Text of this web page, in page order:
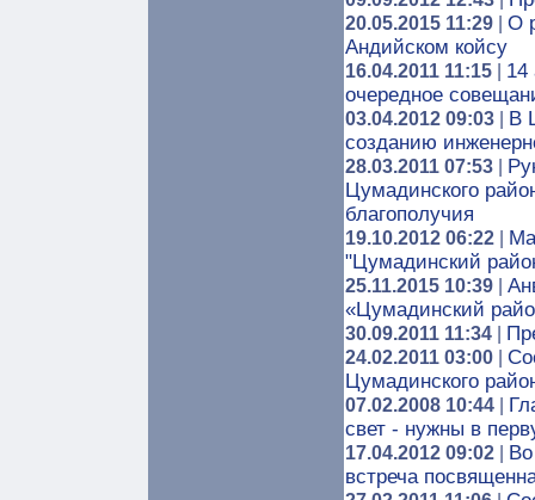
20.05.2015 11:29
О
Андийском койсу
16.04.2011 11:15
14
очередное
03.04.2012 09:03
В
созданию
28.03.2011 07:53
Цумадинского
благополучия
19.10.2012 06:22
"Цумадинский
25.11.2015 10:39
«Цумадинский
30.09.2011 11:34
24.02.2011 03:00
Цумадинского
07.02.2008 10:44
свет - нужны в
17.04.2012 09:02
встреча